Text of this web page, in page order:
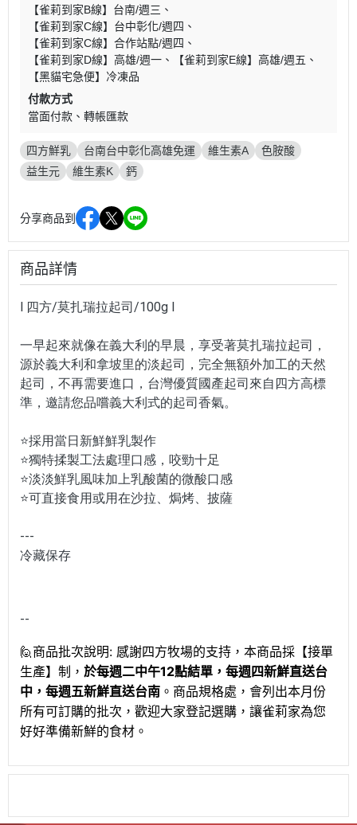
【雀莉到家B線】台南/週三
【雀莉到家C線】台中彰化/週四
【雀莉到家C線】合作站點/週四
【雀莉到家D線】高雄/週一
【雀莉到家E線】高雄/週五
【黑貓宅急便】冷凍品
付款方式
當面付款
轉帳匯款
四方鮮乳 台南台中彰化高雄免運 維生素A
色胺酸
益生元
維生素K 鈣
分享商品到
商品詳情
l 四方/莫扎瑞拉起司/100g l
一早起來就像在義大利的早晨，享受著莫扎瑞拉起司，
源於義大利和拿坡里的淡起司， 完全無額外加工的天然
起司，不再需要進口，台灣優質國產起司來自四方高標
準 ，邀請您品嚐義大利式的起司香氣。
⭐採用當日新鮮鮮乳製作
⭐獨特揉製工法處理口感，咬勁十足
⭐淡淡鮮乳風味加上乳酸菌的微酸口感
⭐可直接食用或用在沙拉、焗烤、披薩
---
冷藏保存
--
🙋商品批次說明: 感謝四方牧場的支持，本商品採【接單
生產】制， 於每週二中午12點結單，每週四新鮮直送台
中，每週五新鮮直送台南 。商品規格處，會列出本月份
所有可訂購的批次，歡迎大家登記選購，讓雀莉家為您
好好準備新鮮的食材。